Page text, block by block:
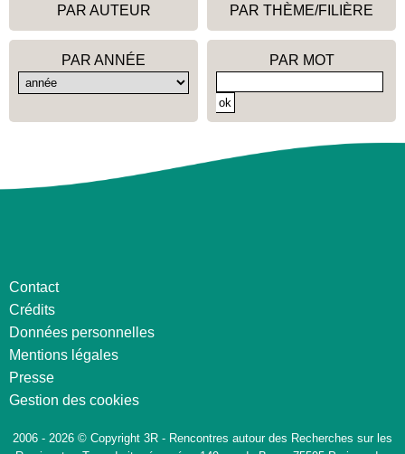
PAR AUTEUR PAR THÈME/FILIÈRE
PAR ANNÉE PAR MOT
Contact
Crédits
Données personnelles
Mentions légales
Presse
Gestion des cookies
2006 - 2026 © Copyright 3R - Rencontres autour des Recherches sur les